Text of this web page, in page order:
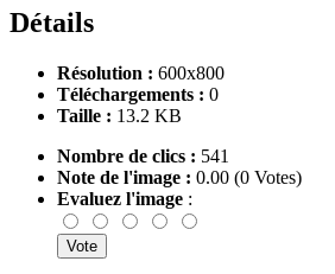
Détails
Résolution : 600x800
Téléchargements : 0
Taille : 13.2 KB
Nombre de clics : 541
Note de l'image : 0.00 (0 Votes)
Evaluez l'image :